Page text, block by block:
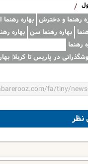
/
رهنما و دخترش بهاره رهنما
بهاره رهنما سن بهاره
رهنما
در پاریس تا کربلا| بهاره
نظر